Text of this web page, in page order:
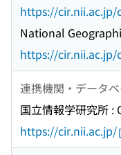
https://cir.nii.ac.jp/
National
https://cir.nii.ac.jp/
連携機関・データ
国立情報学研究所 :
https://cir.nii.ac.jp/